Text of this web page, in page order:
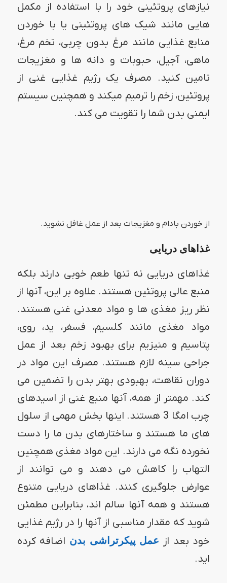
نیازهای پروتئینی خود را با استفاده از مکمل
هایی مانند شیک های پروتئینی یا با خوردن
منابع غذایی مانند مرغ بدون چربی، تخم مرغ،
ماهی، آجیل، حبوبات و دانه ها و مغزیجات
تامین کنید. مصرف یک رژیم غذایی غنی از
پروتئین، زخم را ترمیم میکند و همچنین سیستم
ایمنی بدن شما را تقویت می کند.
از خوردن بادام و مغزیجات بعد از عمل غافل نشوید.
غذاهای دریایی
غذاهای دریایی نه تنها طعم خوبی دارند بلکه
منبع عالی پروتئین هستند. علاوه بر این، آنها از
نظر ریز مغذی ها و مواد معدنی غنی هستند.
مواد مغذی مانند کلسیم، فسفر، ید، روی،
پتاسیم و منیزیم برای بهبود زخم بعد از عمل
جراحی سینه لازم هستند. مصرف این مواد در
دوران نقاهت، بهبودی بهتر بدن را تضمین می
کند. مهمتر از همه، آنها منبع غنی از اسیدهای
چرب امگا 3 هستند. اینها بخش مهمی از سلول
های ما هستند و ساختارهای بدن ما را دست
نخورده نگه می دارند. این مواد مغذی همچنین
التهاب را کاهش می دهند و می توانند از
عوارض جلوگیری کنند. غذاهای دریایی متنوع
هستند و همه آنها سالم اند، بنابراین مطمئن
شوید که مقدار مناسبی از آنها را در رژیم غذایی
خود بعد از عمل پیکرتراشی بدن اضافه کرده
اید.